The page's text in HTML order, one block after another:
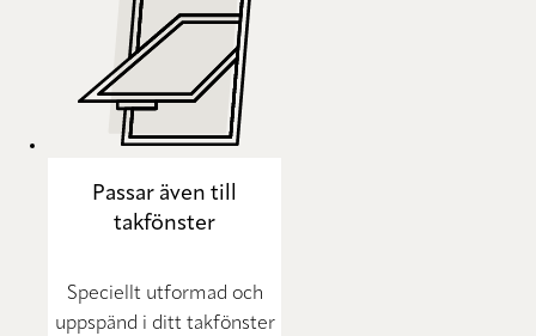
Passar även till
takfönster
Speciellt utformad och
uppspänd i ditt takfönster